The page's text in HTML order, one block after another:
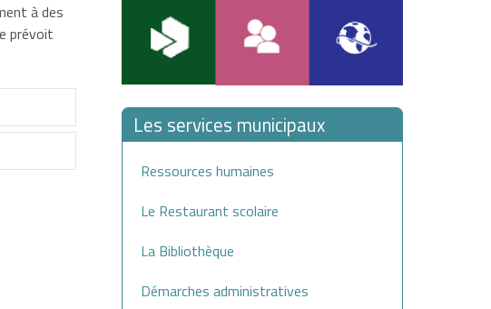
à des
prévoit
leur
et
assure
Les services municipaux
Ressources humaines
Le Restaurant scolaire
La Bibliothèque
Démarches administratives